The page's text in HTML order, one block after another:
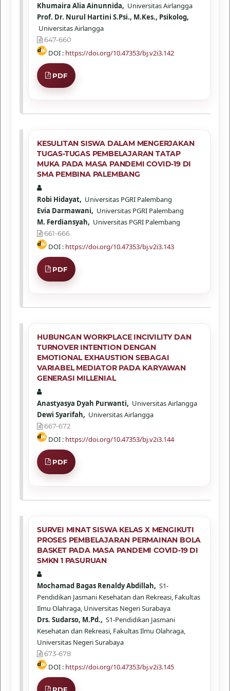
Khumaira Alia Ainunnida, Universitas Airlangga
Prof. Dr. Nurul Hartini S.Psi., M.Kes., Psikolog,
Universitas Airlangga
647-660
DOI : https://doi.org/10.47353/bj.v2i3.142
PDF
KESULITAN SISWA DALAM MENGERJAKAN
TUGAS-TUGAS PEMBELAJARAN TATAP
MUKA PADA MASA PANDEMI COVID-19 DI
SMA PEMBINA PALEMBANG
Robi Hidayat, Universitas PGRI Palembang
Evia Darmawani, Universitas PGRI Palembang
M. Ferdiansyah, Universitas PGRI Palembang
661-666
DOI : https://doi.org/10.47353/bj.v2i3.143
PDF
HUBUNGAN WORKPLACE INCIVILITY DAN
TURNOVER INTENTION DENGAN
EMOTIONAL EXHAUSTION SEBAGAI
VARIABEL MEDIATOR PADA KARYAWAN
GENERASI MILLENIAL
Anastyasya Dyah Purwanti, Universitas Airlangga
Dewi Syarifah, Universitas Airlangga
667-672
DOI : https://doi.org/10.47353/bj.v2i3.144
PDF
SURVEI MINAT SISWA KELAS X MENGIKUTI
PROSES PEMBELAJARAN PERMAINAN BOLA
BASKET PADA MASA PANDEMI COVID-19 DI
SMKN 1 PASURUAN
Mochamad Bagas Renaldy Abdillah, S1-
Pendidikan Jasmani Kesehatan dan Rekreasi, Fakultas
Ilmu Olahraga, Universitas Negeri Surabaya
Drs. Sudarso, M.Pd., S1-Pendidikan Jasmani
Kesehatan dan Rekreasi, Fakultas Ilmu Olahraga,
Universitas Negeri Surabaya
673-678
DOI : https://doi.org/10.47353/bj.v2i3.145